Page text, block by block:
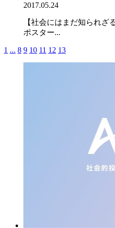
2017.05.24
【社会にはまだ知られざ
ポスター...
1 ... 8 9 10 11 12 13